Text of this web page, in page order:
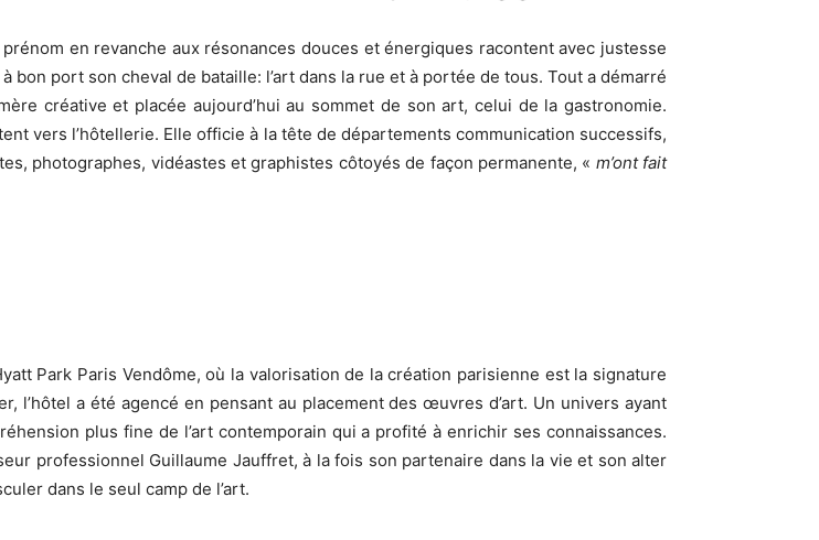
en revanche aux résonances douces et énergiques racontent avec justesse
bon port son cheval de bataille: l’art dans la rue et à portée de tous. Tout a démarré
créative et placée aujourd’hui au sommet de son art, celui de la gastronomie.
vers l’hôtellerie. Elle officie à la tête de départements communication successifs,
photographes, vidéastes et graphistes côtoyés de façon permanente, « m’ont fait
Park Paris Vendôme, où la valorisation de la création parisienne est la signature
l’hôtel a été agencé en pensant au placement des œuvres d’art. Un univers ayant
plus fine de l’art contemporain qui a profité à enrichir ses connaissances.
professionnel Guillaume Jauffret, à la fois son partenaire dans la vie et son alter
dans le seul camp de l’art.